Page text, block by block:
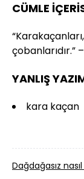
CÜMLE
çobanlarıdır.”
YANLIŞ
kara kaçan
Dağdağasız nasıl